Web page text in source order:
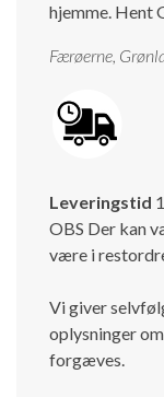
hjemme. Hent
Færøerne,
Leveringstid
OBS Der kan
være i
Vi giver
oplysninger
forgæves.